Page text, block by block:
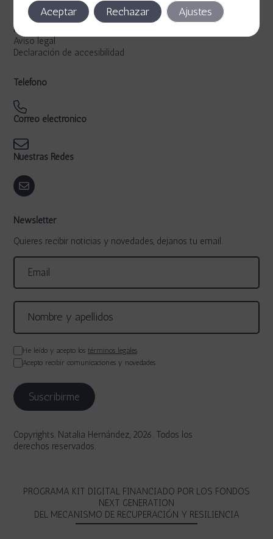
Política de privacidad
Política de cookies
Aviso legal
Declaración de accesibilidad
Teléfono
Correo electrónico
Nuestras Redes
Newsletter
Quieres recibir noticias y novedades, dejanos tu email.
He leído y acepto los términos legales
Acepto recibir comunicaciones y novedades
Copyrights. Natalia Hernández, 2026. Todos los
derechos reservados.
PROGRAMA KIT DIGITAL FINANCIADO POR LOS FONDOS
NEXT GENERATION
DEL MECANISMO DE RECUPERACIÓN Y RESILIENCIA
Aceptar Rechazar Ajustes